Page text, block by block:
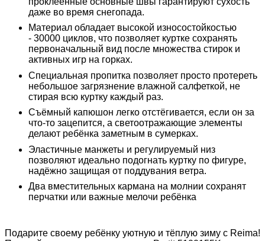
даже во время снегопада.
Материал обладает высокой износостойкостью
- 30000 циклов, что позволяет куртке сохранять
первоначальный вид после множества стирок и
активных игр на горках.
Специальная пропитка позволяет просто протереть
небольшое загрязнение влажной салфеткой, не
стирая всю куртку каждый раз.
Съёмный капюшон легко отстёгивается, если он за
что-то зацепится, а светоотражающие элементы
делают ребёнка заметным в сумерках.
Эластичные манжеты и регулируемый низ
позволяют идеально подогнать куртку по фигуре,
надёжно защищая от поддувания ветра.
Два вместительных кармана на молнии сохранят
перчатки или важные мелочи ребёнка
Подарите своему ребёнку уютную и тёплую зиму с Reima!